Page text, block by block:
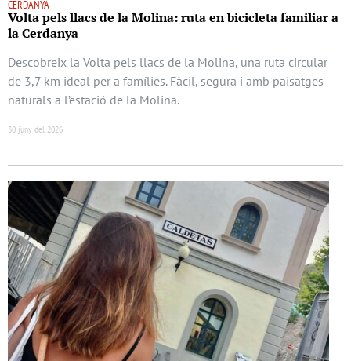
CERDANYA
Volta pels llacs de la Molina: ruta en bicicleta familiar a
la Cerdanya
Descobreix la Volta pels llacs de la Molina, una ruta circular
de 3,7 km ideal per a famílies. Fàcil, segura i amb paisatges
naturals a l’estació de la Molina.
30 juny del 2026